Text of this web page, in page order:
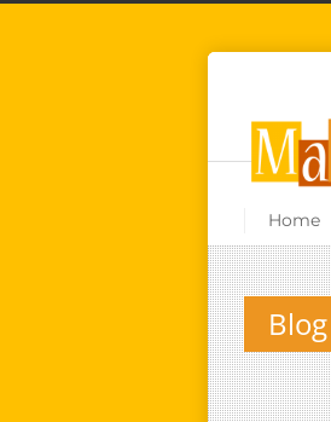
Home
Blog